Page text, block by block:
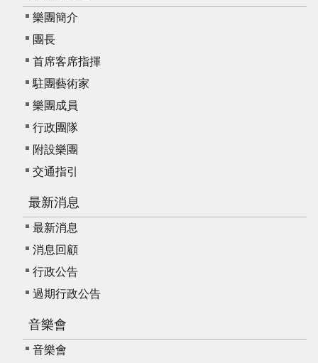
樂團簡介
團長
首席客席指揮
駐團藝術家
樂團成員
行政團隊
附設樂團
交通指引
最新消息
最新消息
消息回顧
行政公告
過期行政公告
音樂會
音樂會